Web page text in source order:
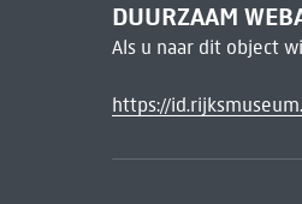
DUURZAAM
Als u naar dit object
https://